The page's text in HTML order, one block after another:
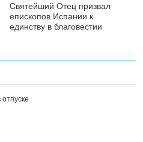
Святейший Отец призвал
епископов Испании к
единству в благовестии